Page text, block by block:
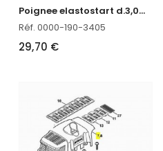
P
oignee elastostart d.3,0mm
Réf. 0000-190-3405
29,70 €